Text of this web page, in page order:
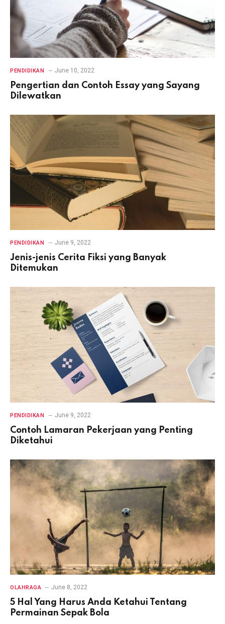
PENDIDIKAN June 10, 2022
Pengertian dan Contoh Essay yang Sayang
Dilewatkan
PENDIDIKAN June 9, 2022
Jenis-jenis Cerita Fiksi yang Banyak
Ditemukan
PENDIDIKAN June 9, 2022
Contoh Lamaran Pekerjaan yang Penting
Diketahui
OLAHRAGA June 8, 2022
5 Hal Yang Harus Anda Ketahui Tentang
Permainan Sepak Bola